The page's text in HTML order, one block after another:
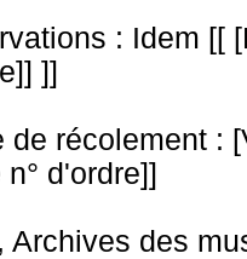
: Idem [[
]]
de récolement :
d'ordre]]
Archives des